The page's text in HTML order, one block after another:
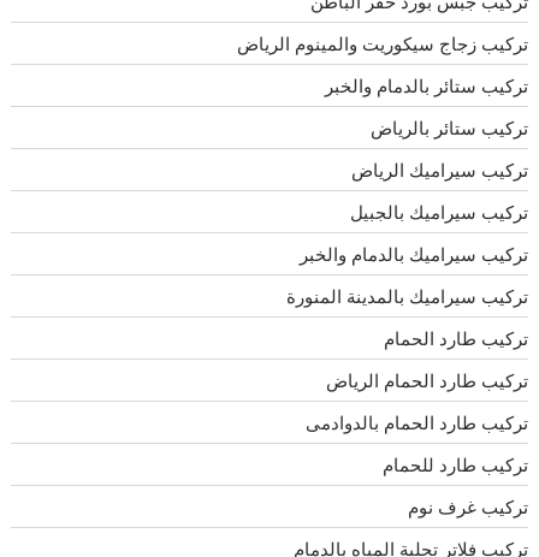
تركيب زجاج سيكوريت والمينوم الرياض
تركيب ستائر بالدمام والخبر
تركيب ستائر بالرياض
تركيب سيراميك الرياض
تركيب سيراميك بالجبيل
تركيب سيراميك بالدمام والخبر
تركيب سيراميك بالمدينة المنورة
تركيب طارد الحمام
تركيب طارد الحمام الرياض
تركيب طارد الحمام بالدوادمى
تركيب طارد للحمام
تركيب غرف نوم
تركيب فلاتر تحلية المياه بالدمام